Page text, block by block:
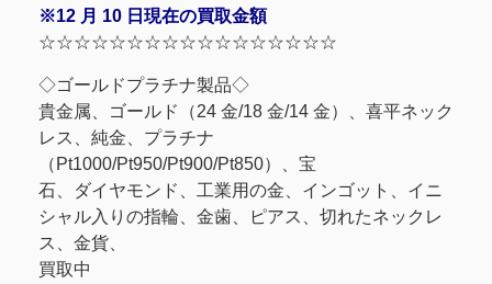
※12 月 10 日現在の買取金額
☆☆☆☆☆☆☆☆☆☆☆☆☆☆☆☆☆
◇ゴールドプラチナ製品◇
貴金属、ゴールド（24 金/18 金/14 金）、喜平ネック
レス、純金、プラチナ
（Pt1000/Pt950/Pt900/Pt850）、宝
石、ダイヤモンド、工業用の金、インゴット、イニ
シャル入りの指輪、金歯、ピアス、切れたネックレ
ス、金貨、
買取中